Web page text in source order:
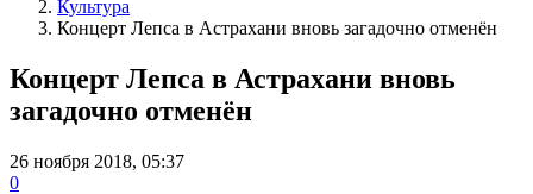
Культура
Концерт Лепса в Астрахани вновь загадочно отменён
Концерт Лепса в Астрахани вновь
загадочно отменён
26 ноября 2018, 05:37
0